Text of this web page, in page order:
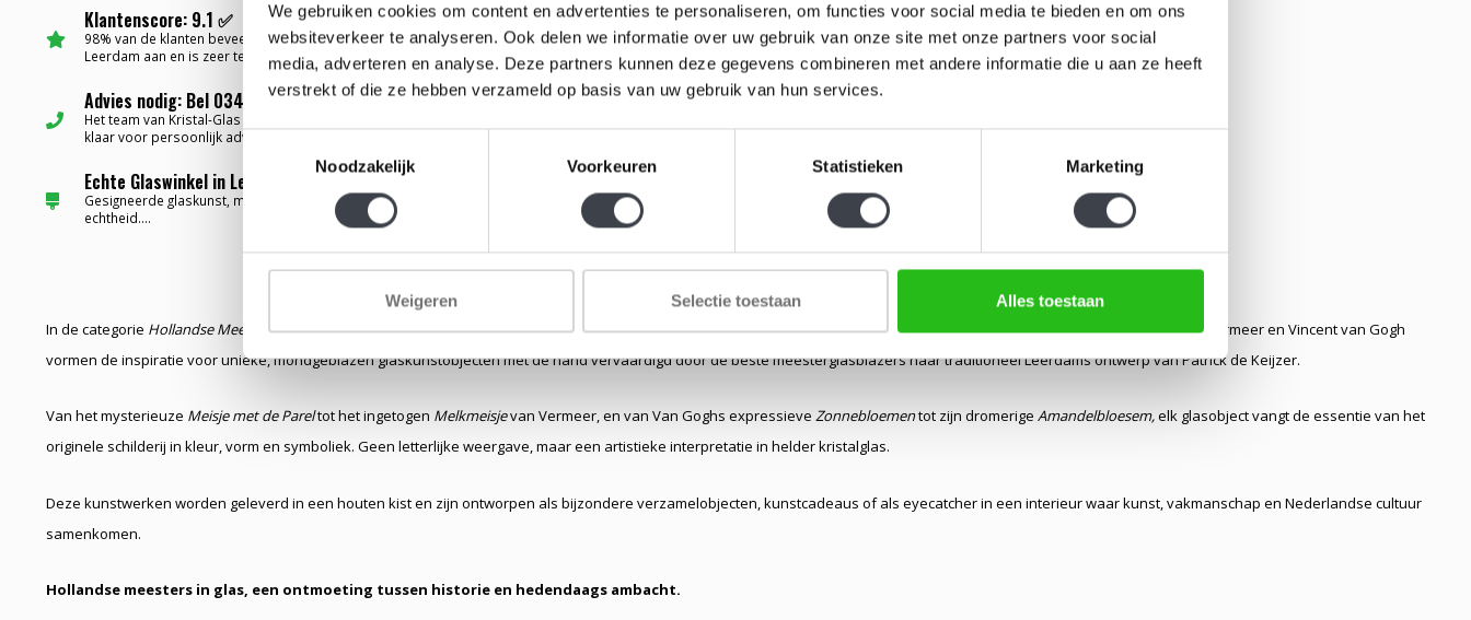
We gebruiken cookies om content en advertenties te personaliseren, om functies voor social media te bieden en om ons
websiteverkeer te analyseren. Ook delen we informatie over uw gebruik van onze site met onze partners voor social
media, adverteren en analyse. Deze partners kunnen deze gegevens combineren met andere informatie die u aan ze heeft
verstrekt of die ze hebben verzameld op basis van uw gebruik van hun services.
Toestemmingsselectie
Noodzakelijk
Voorkeuren Statistieken Marketing
Weigeren Selectie toestaan Alles toestaan
Klantenscore: 9.1 ✅
98% van de klanten beveelt Kristal-Glas
Leerdam aan en is zeer tevreden....
Advies nodig: Bel 0345-637599 ✅
Het team van Kristal-Glas staat altijd voor u
klaar voor persoonlijk advies...
Echte Glaswinkel in Leerdam ✅
Gesigneerde glaskunst, met certificaat van
echtheid....
In de categorie Hollandse Meestersbrengt Kristal-Glas Leerdam een ode aan de grootste kunstschilders uit de Nederlandse geschiedenis. Iconische schilderijen van Johannes Vermeer en Vincent van Gogh
vormen de inspiratie voor unieke, mondgeblazen glaskunstobjecten met de hand vervaardigd door de beste meesterglasblazers naar traditioneel Leerdams ontwerp van Patrick de Keijzer.
Van het mysterieuze Meisje met de Pareltot het ingetogen Melkmeisjevan Vermeer, en van Van Goghs expressieve Zonnebloementot zijn dromerige Amandelbloesem,elk glasobject vangt de essentie van het
originele schilderij in kleur, vorm en symboliek. Geen letterlijke weergave, maar een artistieke interpretatie in helder kristalglas.
Deze kunstwerken worden geleverd in een houten kist en zijn ontworpen als bijzondere verzamelobjecten, kunstcadeaus of als eyecatcher in een interieur waar kunst, vakmanschap en Nederlandse cultuur
samenkomen.
Hollandse meesters in glas, een ontmoeting tussen historie en hedendaags ambacht.